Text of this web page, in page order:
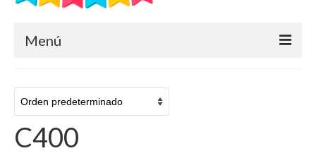
Menú
Tienda
Contacto
C400